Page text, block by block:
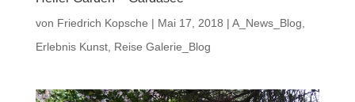
von Friedrich Kopsche | Mai 17, 2018 | A_News_Blog
Erlebnis Kunst, Reise Galerie_Blog